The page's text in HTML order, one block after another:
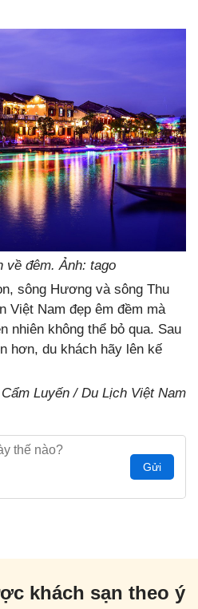
về đêm. Ảnh: tago
sông Hương và sông Thu
Việt Nam đẹp êm đềm mà
nhiên không thể bỏ qua. Sau
hơn, du khách hãy lên kế
Cẩm Luyến / Du Lịch Việt Nam
Gửi
khách sạn theo ý